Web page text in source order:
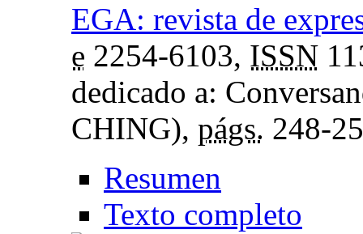
EGA: revista de
e 2254-6103, ISSN
dedicado a:
CHING), págs. 248-
Resumen
Texto completo